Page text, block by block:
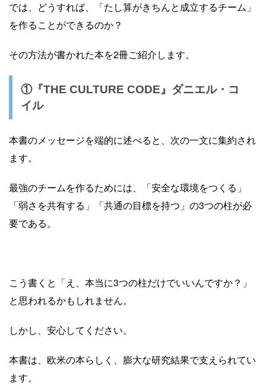
では、どうすれば、「たし算がきちんと成立するチーム」
を作ることができるのか？
その方法が書かれた本を2冊ご紹介します。
①『THE CULTURE CODE』ダニエル・コ
イル
本書のメッセージを端的に述べると、次の一文に集約され
ます。
最強のチームを作るためには、「安全な環境をつくる」
「弱さを共有する」「共通の目標を持つ」の3つの柱が必
要である。
こう書くと「え、本当に3つの柱だけでいいんですか？」
と思われるかもしれません。
しかし、安心してください。
本書は、欧米の本らしく、膨大な研究結果で支えられてい
ます。